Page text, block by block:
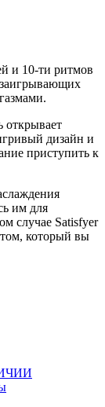
и 10-ти ритмов
открывает
дизайн и
приступить к
им для
случае Satisfyer
который вы